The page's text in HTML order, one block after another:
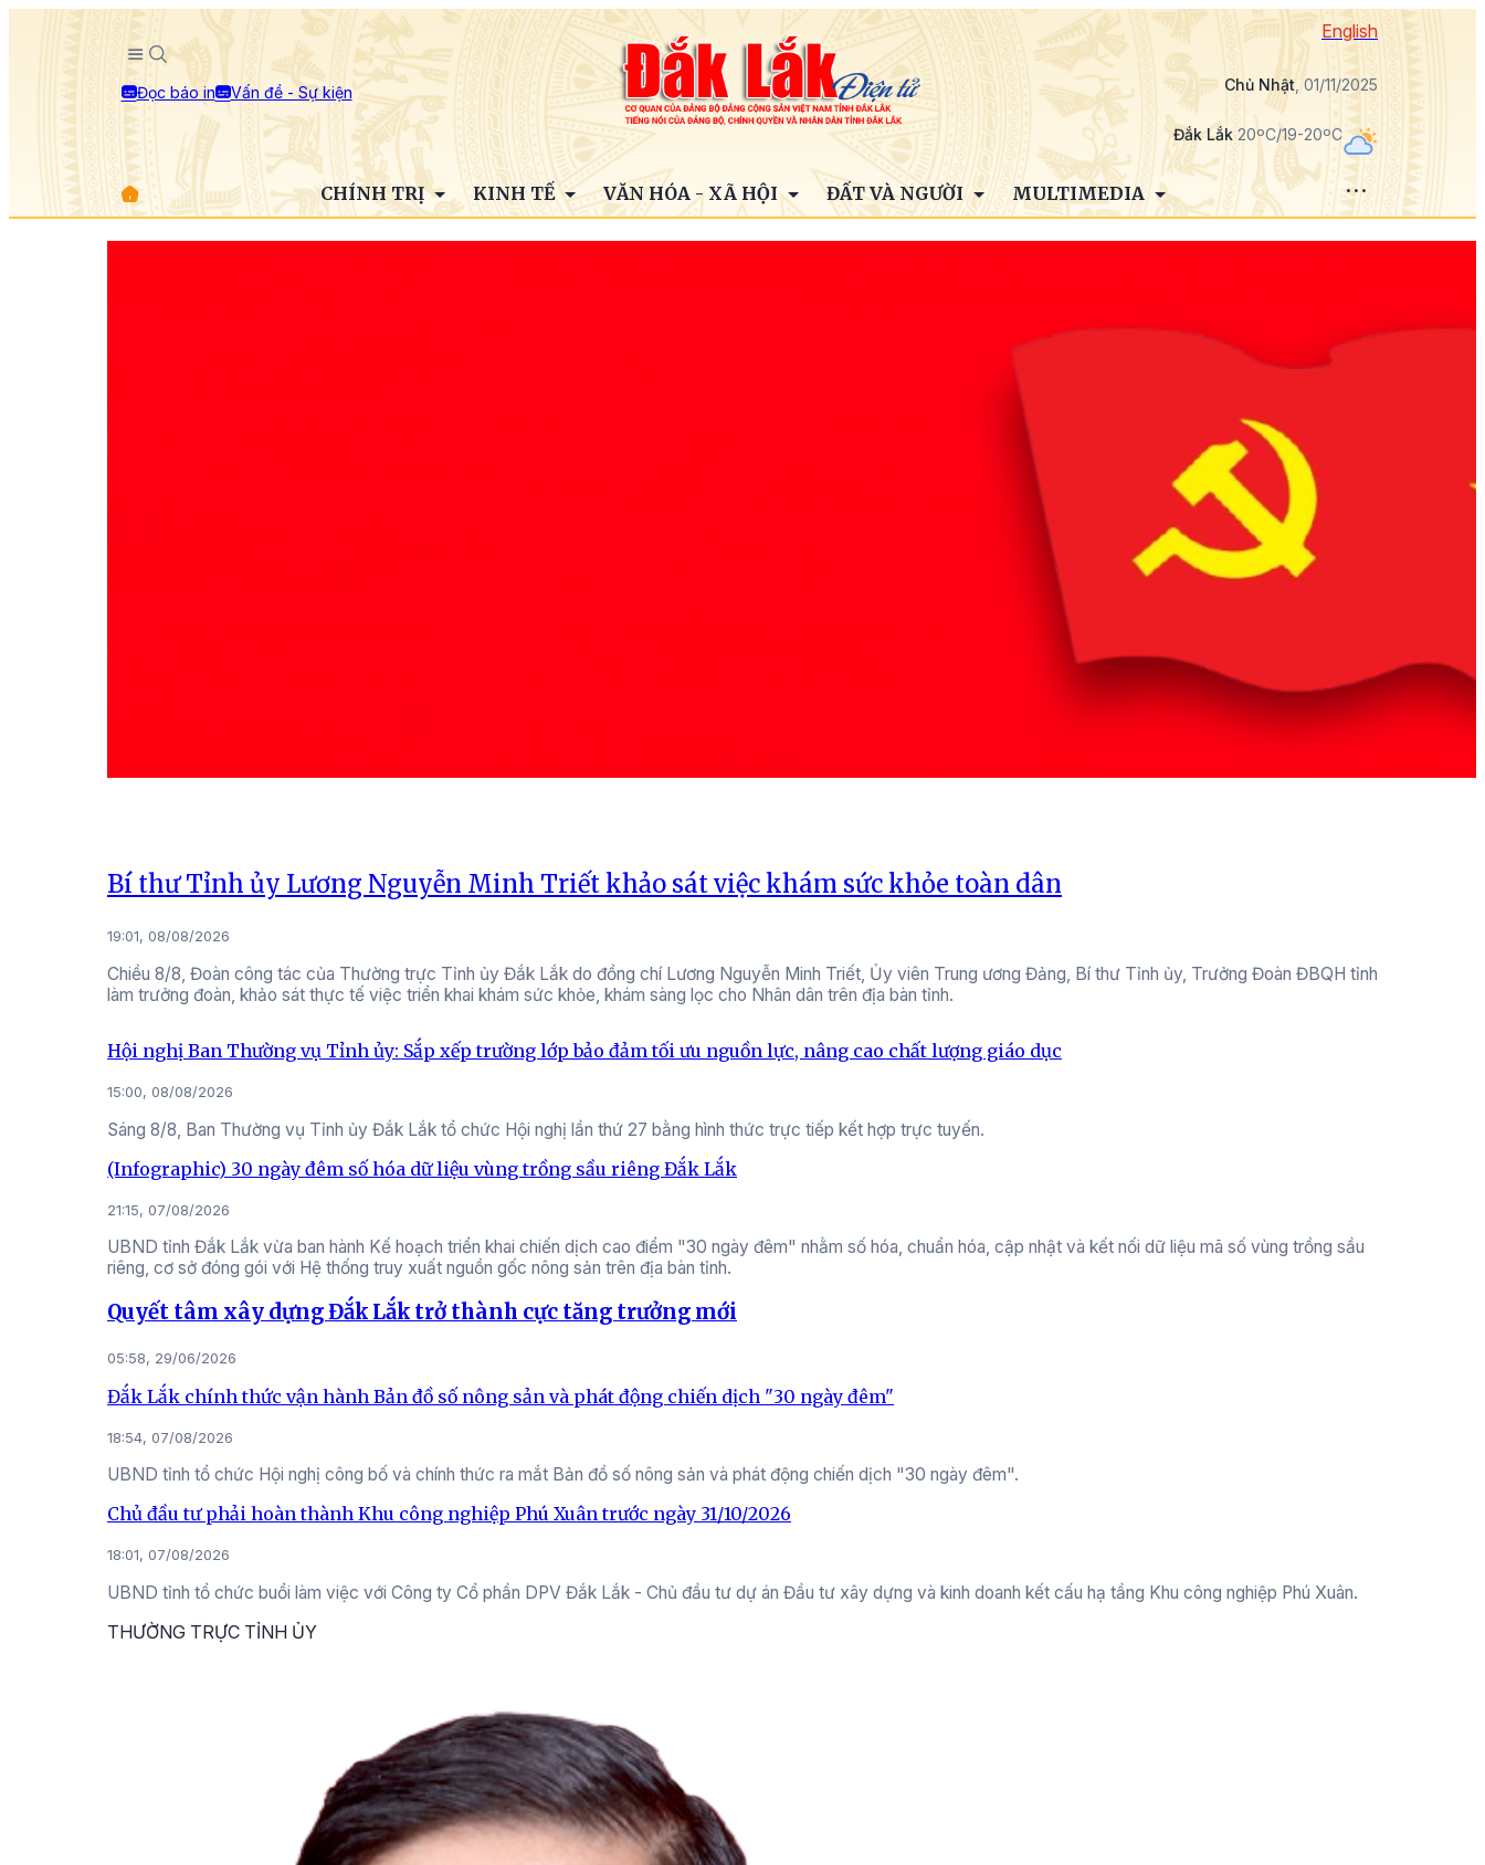
Đọc báo in Vấn đề - Sự kiện
English
Chủ Nhật, 01/11/2025
Đắk Lắk20ºC/19-20ºC
CHÍNH TRỊ KINH TẾ VĂN HÓA - XÃ HỘI ĐẤT VÀ NGƯỜI MULTIMEDIA
Bí thư Tỉnh ủy Lương Nguyễn Minh Triết khảo sát việc khám sức khỏe toàn dân
19:01, 08/08/2026
Chiều 8/8, Đoàn công tác của Thường trực Tỉnh ủy Đắk Lắk do đồng chí Lương Nguyễn Minh Triết, Ủy viên Trung ương Đảng, Bí thư Tỉnh ủy, Trưởng Đoàn ĐBQH tỉnh
làm trưởng đoàn, khảo sát thực tế việc triển khai khám sức khỏe, khám sàng lọc cho Nhân dân trên địa bàn tỉnh.
Hội nghị Ban Thường vụ Tỉnh ủy: Sắp xếp trường lớp bảo đảm tối ưu nguồn lực, nâng cao chất lượng giáo dục
15:00, 08/08/2026
Sáng 8/8, Ban Thường vụ Tỉnh ủy Đắk Lắk tổ chức Hội nghị lần thứ 27 bằng hình thức trực tiếp kết hợp trực tuyến.
(Infographic) 30 ngày đêm số hóa dữ liệu vùng trồng sầu riêng Đắk Lắk
21:15, 07/08/2026
UBND tỉnh Đắk Lắk vừa ban hành Kế hoạch triển khai chiến dịch cao điểm "30 ngày đêm" nhằm số hóa, chuẩn hóa, cập nhật và kết nối dữ liệu mã số vùng trồng sầu
riêng, cơ sở đóng gói với Hệ thống truy xuất nguồn gốc nông sản trên địa bàn tỉnh.
Quyết tâm xây dựng Đắk Lắk trở thành cực tăng trưởng mới
05:58, 29/06/2026
Đắk Lắk chính thức vận hành Bản đồ số nông sản và phát động chiến dịch "30 ngày đêm"
18:54, 07/08/2026
UBND tỉnh tổ chức Hội nghị công bố và chính thức ra mắt Bản đồ số nông sản và phát động chiến dịch "30 ngày đêm".
Chủ đầu tư phải hoàn thành Khu công nghiệp Phú Xuân trước ngày 31/10/2026
18:01, 07/08/2026
UBND tỉnh tổ chức buổi làm việc với Công ty Cổ phần DPV Đắk Lắk - Chủ đầu tư dự án Đầu tư xây dựng và kinh doanh kết cấu hạ tầng Khu công nghiệp Phú Xuân.
THƯỜNG TRỰC TỈNH ỦY